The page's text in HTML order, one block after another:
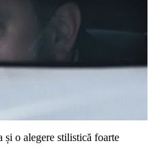
o alegere stilistică foarte